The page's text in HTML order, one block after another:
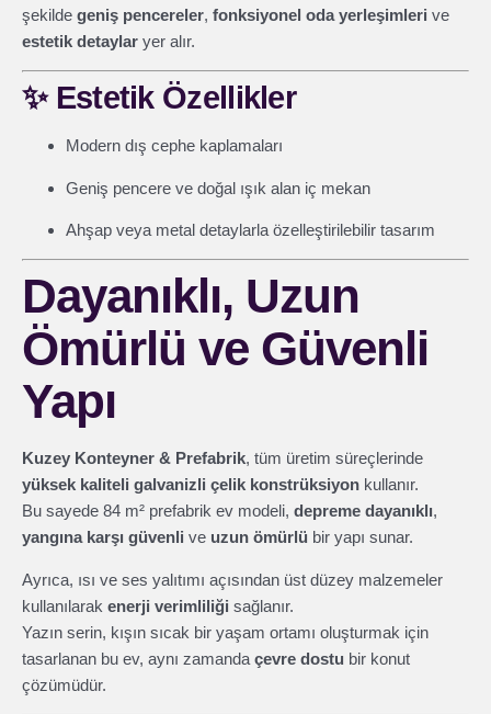
şekilde geniş pencereler, fonksiyonel oda yerleşimleri ve
estetik detaylar yer alır.
✨ Estetik Özellikler
Modern dış cephe kaplamaları
Geniş pencere ve doğal ışık alan iç mekan
Ahşap veya metal detaylarla özelleştirilebilir tasarım
Dayanıklı, Uzun
Ömürlü ve Güvenli
Yapı
Kuzey Konteyner & Prefabrik, tüm üretim süreçlerinde
yüksek kaliteli galvanizli çelik konstrüksiyon kullanır.
Bu sayede 84 m² prefabrik ev modeli, depreme dayanıklı,
yangına karşı güvenli ve uzun ömürlü bir yapı sunar.
Ayrıca, ısı ve ses yalıtımı açısından üst düzey malzemeler
kullanılarak enerji verimliliği sağlanır.
Yazın serin, kışın sıcak bir yaşam ortamı oluşturmak için
tasarlanan bu ev, aynı zamanda çevre dostu bir konut
çözümüdür.